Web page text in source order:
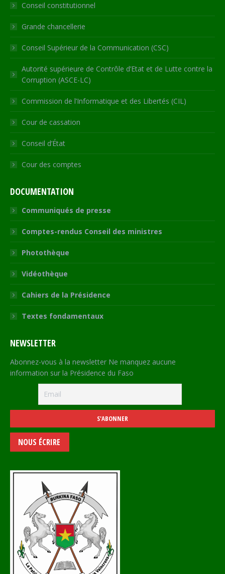
windowwindowwindowwindow
new
Conseil constitutionnel
Grande chancellerie
Conseil Supérieur de la Communication (CSC)
Autorité supérieure de Contrôle d’Etat et de Lutte contre la
Corruption (ASCE-LC)
Commission de l’Informatique et des Libertés (CIL)
Cour de cassation
Conseil d’État
Cour des comptes
DOCUMENTATION
Communiqués de presse
Comptes-rendus Conseil des ministres
Photothèque
Vidéothèque
Cahiers de la Présidence
Textes fondamentaux
NEWSLETTER
Abonnez-vous à la newsletter Ne manquez aucune
information sur la Présidence du Faso
NOUS ÉCRIRE